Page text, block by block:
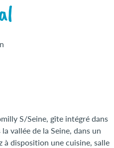
S/Seine, gîte intégré dans
vallée de la Seine, dans un
à disposition une cuisine, salle